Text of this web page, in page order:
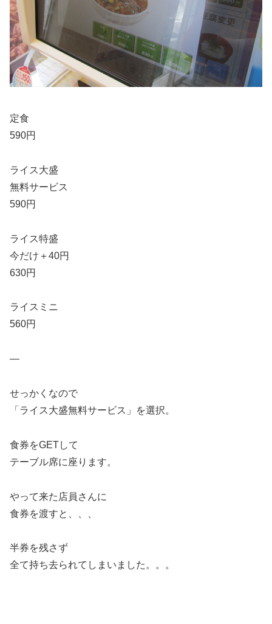
定食
590円
ライス大盛
無料サービス
590円
ライス特盛
今だけ＋40円
630円
ライスミニ
560円
—
せっかくなので
「ライス大盛無料サービス」を選択。
食券をGETして
テーブル席に座ります。
やって来た店員さんに
食券を渡すと、、、
半券を残さず
全て持ち去られてしまいました。。。